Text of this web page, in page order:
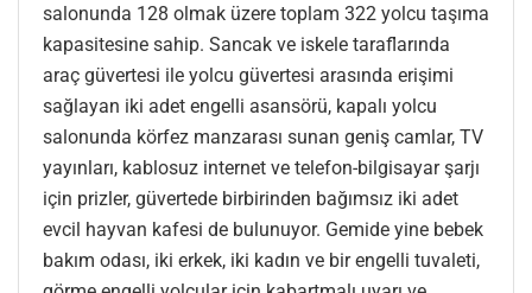
salonunda 128 olmak üzere toplam 322 yolcu taşıma
kapasitesine sahip. Sancak ve iskele taraflarında
araç güvertesi ile yolcu güvertesi arasında erişimi
sağlayan iki adet engelli asansörü, kapalı yolcu
salonunda körfez manzarası sunan geniş camlar, TV
yayınları, kablosuz internet ve telefon-bilgisayar şarjı
için prizler, güvertede birbirinden bağımsız iki adet
evcil hayvan kafesi de bulunuyor. Gemide yine bebek
bakım odası, iki erkek, iki kadın ve bir engelli tuvaleti,